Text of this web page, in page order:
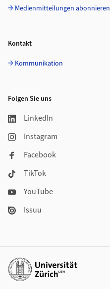
Medienmitteilungen abonnieren
Kontakt
Kommunikation
Folgen Sie uns
LinkedIn
Instagram
Facebook
TikTok
YouTube
Issuu
Weiterführende Links